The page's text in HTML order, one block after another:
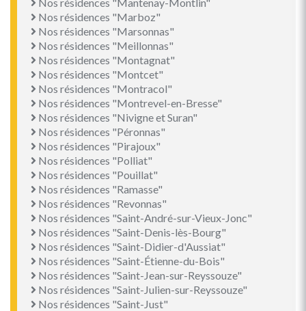
Nos résidences "Marboz"
Nos résidences "Marsonnas"
Nos résidences "Meillonnas"
Nos résidences "Montagnat"
Nos résidences "Montcet"
Nos résidences "Montracol"
Nos résidences "Montrevel-en-Bresse"
Nos résidences "Nivigne et Suran"
Nos résidences "Péronnas"
Nos résidences "Pirajoux"
Nos résidences "Polliat"
Nos résidences "Pouillat"
Nos résidences "Ramasse"
Nos résidences "Revonnas"
Nos résidences "Saint-André-sur-Vieux-Jonc"
Nos résidences "Saint-Denis-lès-Bourg"
Nos résidences "Saint-Didier-d'Aussiat"
Nos résidences "Saint-Étienne-du-Bois"
Nos résidences "Saint-Jean-sur-Reyssouze"
Nos résidences "Saint-Julien-sur-Reyssouze"
Nos résidences "Saint-Just"